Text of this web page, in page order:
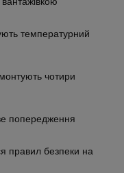
температурний
чотири
попередження
правил безпеки на